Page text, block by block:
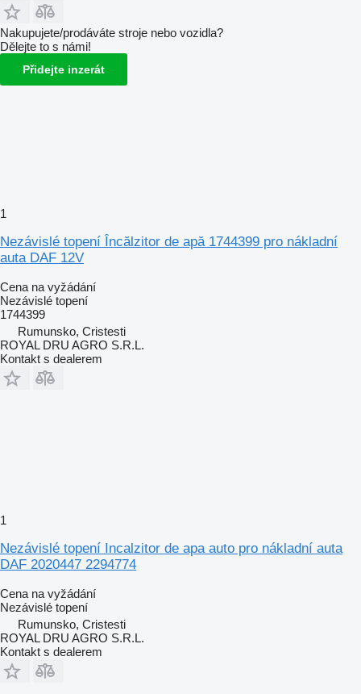
Nakupujete/prodáváte stroje nebo vozidla?
Dělejte to s námi!
Přidejte inzerát
1
Nezávislé topení Încălzitor de apă 1744399 pro nákladní
auta DAF 12V
Cena na vyžádání
Nezávislé topení
1744399
Rumunsko, Cristesti
ROYAL DRU AGRO S.R.L.
Kontakt s dealerem
1
Nezávislé topení Incalzitor de apa auto pro nákladní auta
DAF 2020447 2294774
Cena na vyžádání
Nezávislé topení
Rumunsko, Cristesti
ROYAL DRU AGRO S.R.L.
Kontakt s dealerem